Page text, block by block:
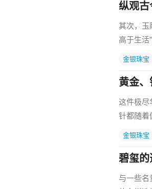
纵观古
其次，玉
高于生活
金银珠宝
黄金
这件极尽
针都随着
金银珠宝
碧玺的
与一些名